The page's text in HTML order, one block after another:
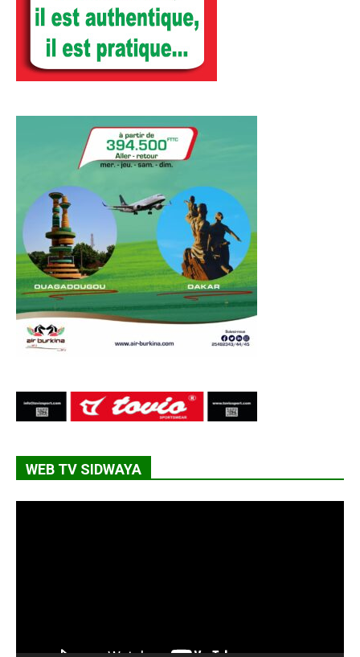
WEB TV SIDWAYA